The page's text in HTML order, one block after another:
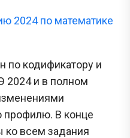
2024 по математике
по кодификатору и
и в полном
профилю. В конце
ко всем задания